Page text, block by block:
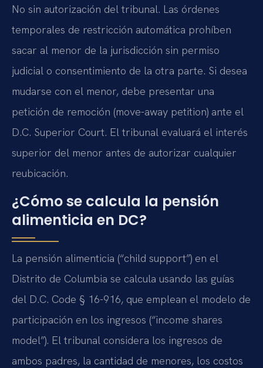
No sin autorización del tribunal. Las órdenes
temporales de restricción automática prohíben
sacar al menor de la jurisdicción sin permiso
judicial o consentimiento de la otra parte. Si desea
mudarse con el menor, debe presentar una
petición de remoción (move-away petition) ante el
D.C. Superior Court. El tribunal evaluará el interés
superior del menor antes de autorizar cualquier
reubicación.
¿Cómo se calcula la pensión
alimenticia en DC?
La pensión alimenticia (“child support”) en el
Distrito de Columbia se calcula usando las guías
del D.C. Code § 16-916, que emplean el modelo de
participación en los ingresos (“income shares
model”). El tribunal considera los ingresos de
ambos padres, la cantidad de menores, los costos